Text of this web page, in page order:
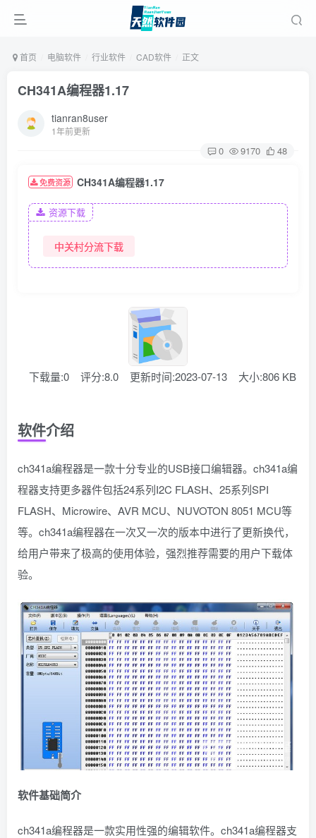
首页 电脑软件 行业软件 CAD软件 正文
CH341A编程器1.17
tianran8user
1年前更新
0 9170 48
免费资源 CH341A编程器1.17
资源下载
中关村分流下载
下载量:0 评分:8.0 更新时间:2023-07-13 大小:806 KB
软件介绍
ch341a编程器是一款十分专业的USB接口编辑器。ch341a编
程器支持更多器件包括24系列I2C FLASH、25系列SPI
FLASH、Microwire、AVR MCU、NUVOTON 8051 MCU等
等。ch341a编程器在一次又一次的版本中进行了更新换代，
给用户带来了极高的使用体验，强烈推荐需要的用户下载体
验。
软件基础简介
ch341a编程器是一款实用性强的编辑软件。ch341a编程器支